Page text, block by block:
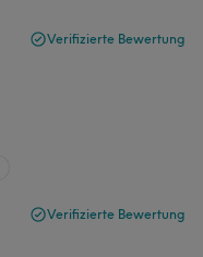
Verifizierte Bewertung
Verifizierte Bewertung